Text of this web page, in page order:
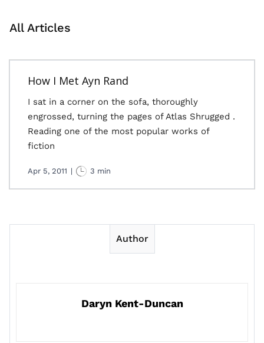
All Articles
How I Met Ayn Rand
I sat in a corner on the sofa, thoroughly
engrossed, turning the pages of Atlas Shrugged .
Reading one of the most popular works of
fiction
Apr 5, 2011 | 3 min
Author
Daryn Kent-Duncan